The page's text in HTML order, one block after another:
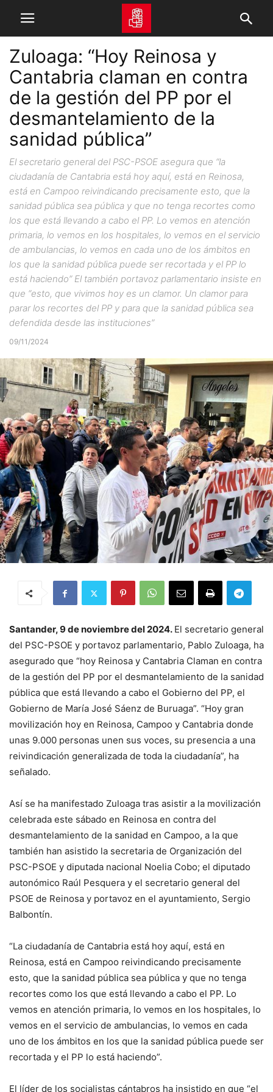
Zuloaga: “Hoy Reinosa y
Cantabria claman en contra
de la gestión del PP por el
desmantelamiento de la
sanidad pública”
El secretario general del PSC-PSOE asegura que “la
ciudadanía de Cantabria está hoy aquí, está en Reinosa,
está en Campoo reivindicando precisamente esto, que la
sanidad pública sea pública y que no tenga recortes como
los que está llevando a cabo el PP. Lo vemos en atención
primaria, lo vemos en los hospitales, lo vemos en el servicio
de ambulancias, lo vemos en cada uno de los ámbitos en
los que la sanidad pública puede ser recortada y el PP lo
está haciendo” El también portavoz parlamentario insiste en
que “esto, que vivimos hoy es un clamor. Un clamor para
parar los recortes del PP y para que la sanidad pública sea
defendida desde las instituciones”
09/11/2024
Santander, 9 de noviembre del 2024. El secretario general
del PSC-PSOE y portavoz parlamentario, Pablo Zuloaga, ha
asegurado que “hoy Reinosa y Cantabria Claman en contra
de la gestión del PP por el desmantelamiento de la sanidad
pública que está llevando a cabo el Gobierno del PP, el
Gobierno de María José Sáenz de Buruaga”. “Hoy gran
movilización hoy en Reinosa, Campoo y Cantabria donde
unas 9.000 personas unen sus voces, su presencia a una
reivindicación generalizada de toda la ciudadanía”, ha
señalado.
Así se ha manifestado Zuloaga tras asistir a la movilización
celebrada este sábado en Reinosa en contra del
desmantelamiento de la sanidad en Campoo, a la que
también han asistido la secretaria de Organización del
PSC-PSOE y diputada nacional Noelia Cobo; el diputado
autonómico Raúl Pesquera y el secretario general del
PSOE de Reinosa y portavoz en el ayuntamiento, Sergio
Balbontín.
“La ciudadanía de Cantabria está hoy aquí, está en
Reinosa, está en Campoo reivindicando precisamente
esto, que la sanidad pública sea pública y que no tenga
recortes como los que está llevando a cabo el PP. Lo
vemos en atención primaria, lo vemos en los hospitales, lo
vemos en el servicio de ambulancias, lo vemos en cada
uno de los ámbitos en los que la sanidad pública puede ser
recortada y el PP lo está haciendo”.
El líder de los socialistas cántabros ha insistido en que “el